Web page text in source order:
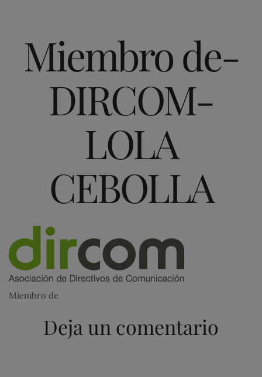
Miembro de-
DIRCOM-
LOLA
CEBOLLA
Miembro de
Deja un comentario